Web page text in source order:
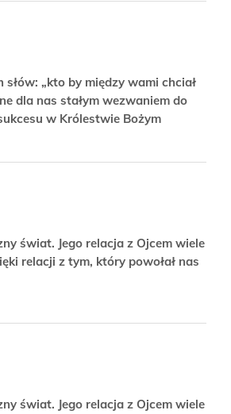
„kto by między wami chciał
dla nas stałym wezwaniem do
w Królestwie Bożym
świat. Jego relacja z Ojcem wiele
relacji z tym, który powołał nas
świat. Jego relacja z Ojcem wiele